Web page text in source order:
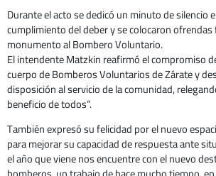
Durante el acto se dedicó un minuto de silencio
cumplimiento del deber y se colocaron ofrendas
monumento al Bombero Voluntario.
El intendente Matzkin reafirmó el compromiso
cuerpo de Bomberos Voluntarios de Zárate y
disposición al servicio de la comunidad,
beneficio de todos”.
También expresó su felicidad por el nuevo
para mejorar su capacidad de respuesta ante
el año que viene nos encuentre con el nuevo